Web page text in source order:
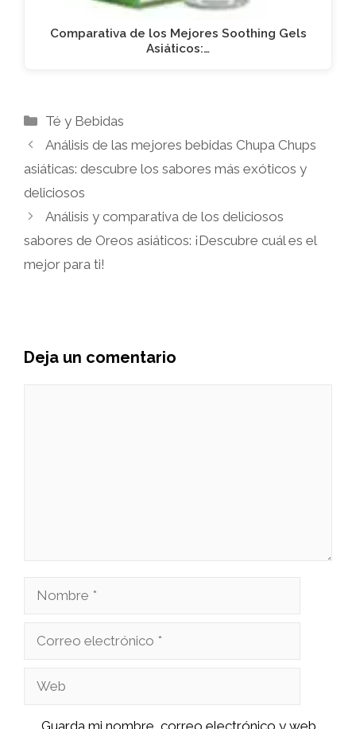
Comparativa de los Mejores Soothing Gels
Asiáticos:…
Categorías
Té y Bebidas
Análisis de las mejores bebidas Chupa Chups
asiáticas: descubre los sabores más exóticos y
deliciosos
Análisis y comparativa de los deliciosos
sabores de Oreos asiáticos: ¡Descubre cuál es el
mejor para ti!
Deja un comentario
Nombre
Correo
Web
Guarda mi nombre, correo electrónico y web